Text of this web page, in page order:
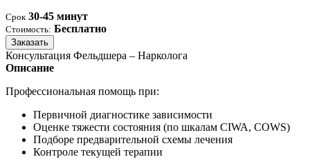
Срок 30-45 минут
Стоимость: Бесплатно
Заказать
Консультация Фельдшера – Нарколога
Описание
Профессиональная помощь при:
Первичной диагностике зависимости
Оценке тяжести состояния (по шкалам CIWA, COWS)
Подборе предварительной схемы лечения
Контроле текущей терапии